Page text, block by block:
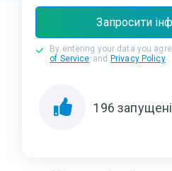
Запросити
By entering your data you
of Service and Privacy Policy
196